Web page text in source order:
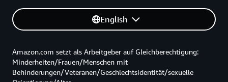
English
Amazon.com setzt als Arbeitgeber auf Gleichberechtigung:
Minderheiten/Frauen/Menschen mit
Behinderungen/Veteranen/Geschlechtsidentität/sexuelle